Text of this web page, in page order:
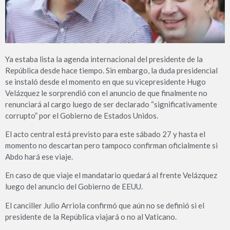
Ya estaba lista la agenda internacional del presidente de la
República desde hace tiempo. Sin embargo, la duda presidencial
se instaló desde el momento en que su vicepresidente Hugo
Velázquez le sorprendió con el anuncio de que finalmente no
renunciará al cargo luego de ser declarado “significativamente
corrupto” por el Gobierno de Estados Unidos.
El acto central está previsto para este sábado 27 y hasta el
momento no descartan pero tampoco confirman oficialmente si
Abdo hará ese viaje.
En caso de que viaje el mandatario quedará al frente Velázquez
luego del anuncio del Gobierno de EEUU.
El canciller Julio Arriola confirmó que aún no se definió si el
presidente de la República viajará o no al Vaticano.